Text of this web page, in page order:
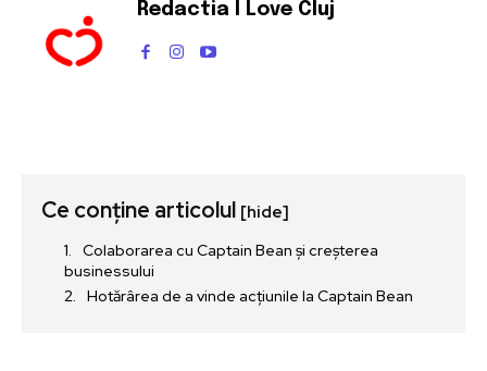
Redactia I Love Cluj
Ce conține articolul [hide]
Colaborarea cu Captain Bean și creșterea
businessului
Hotărârea de a vinde acțiunile la Captain Bean